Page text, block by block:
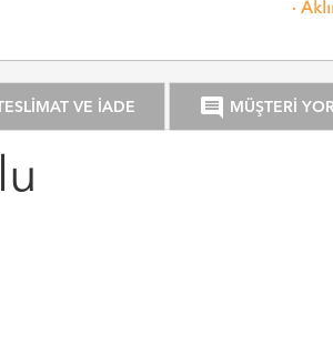
·
VE İADE comment MÜŞTERİ